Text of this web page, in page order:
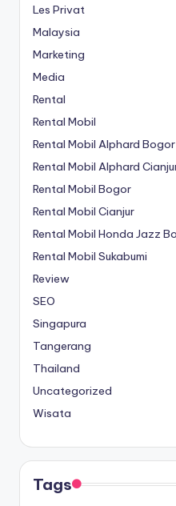
Les Privat
Malaysia
Marketing
Media
Rental
Rental Mobil
Rental Mobil Alphard Bogor
Rental Mobil Alphard
Rental Mobil Bogor
Rental Mobil Cianjur
Rental Mobil Honda Jazz
Rental Mobil Sukabumi
Review
SEO
Singapura
Tangerang
Thailand
Uncategorized
Wisata
Tags